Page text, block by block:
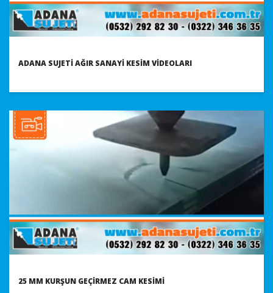
ADANA SUJETI AĞIR SANAYI KESIM VIDEOLARI
25 MM KURŞUN GEÇIRMEZ CAM KESIMI